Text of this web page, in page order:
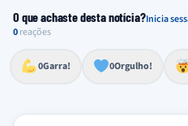
O que achaste desta notícia?Inicia
0reações
0Garra!
Esforço, determinação,
0Orgulho!
Lealdade, amor clubístico,
Impressionante, chocante, de
Reação de desespero, raiva,
Excelência, destaque, o melhor